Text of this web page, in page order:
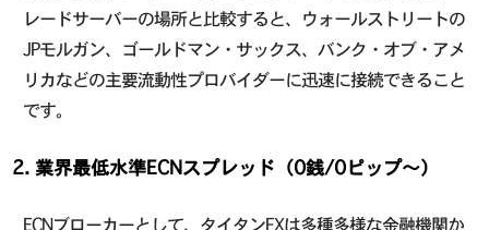
レードサーバーの場所と比較すると、ウォールストリートの
JPモルガン、ゴールドマン・サックス、バンク・オブ・アメ
リカなどの主要流動性プロバイダーに迅速に接続できること
です。
2. 業界最低水準ECNスプレッド（0銭/0ピップ〜）
ECNブローカーとして、タイタンFXは多種多様な金融機関か